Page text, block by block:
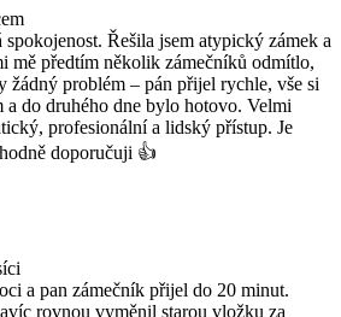
Řešila jsem atypický zámek a
mě předtím několik zámečníků odmítlo,
žádný problém – pán přijel rychle, vše si
a do druhého dne bylo hotovo. Velmi
profesionální a lidský přístup. Je
doporučuji 👍
a pan zámečník přijel do 20 minut.
rovnou vyměnil starou vložku za